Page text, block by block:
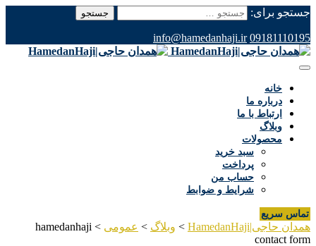
جستجو برای:
09181110195
info@hamedanhaji.ir
خانه
درباره ما
ارتباط با ما
وبلاگ
محصولات
سبد خرید
پرداخت
حساب من
شرایط و ضوابط
تماس سریع
همدان حاجی|HamedanHaji > وبلاگ > عمومی >
hamedanhaji
contact form